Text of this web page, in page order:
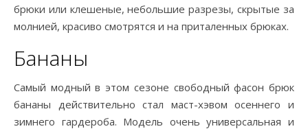
брюки или клешеные, небольшие разрезы, скрытые за
молнией, красиво смотрятся и на приталенных брюках.
Бананы
Самый модный в этом сезоне свободный фасон брюк
бананы действительно стал маст-хэвом осеннего и
зимнего гардероба. Модель очень универсальная и